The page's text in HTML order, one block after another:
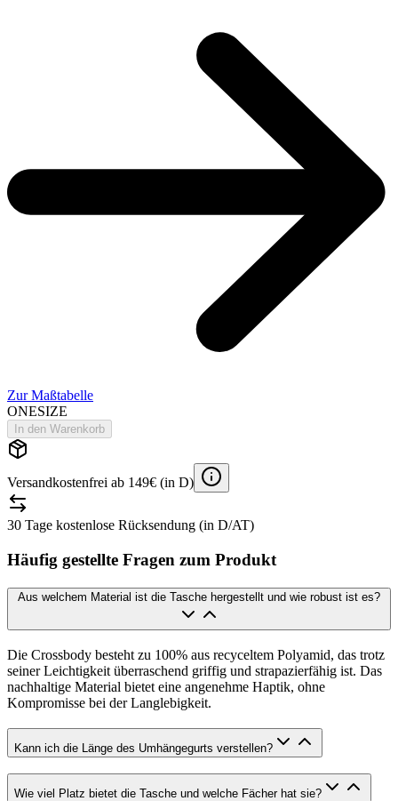
Zur Maßtabelle
ONESIZE
In den Warenkorb
Versandkostenfrei ab 149€ (in D)
30 Tage kostenlose Rücksendung (in D/AT)
Häufig gestellte Fragen zum Produkt
Aus welchem Material ist die Tasche hergestellt und wie robust ist es?
Die Crossbody besteht zu 100% aus recyceltem Polyamid, das trotz
seiner Leichtigkeit überraschend griffig und strapazierfähig ist. Das
nachhaltige Material bietet eine angenehme Haptik, ohne
Kompromisse bei der Langlebigkeit.
Kann ich die Länge des Umhängegurts verstellen?
Wie viel Platz bietet die Tasche und welche Fächer hat sie?